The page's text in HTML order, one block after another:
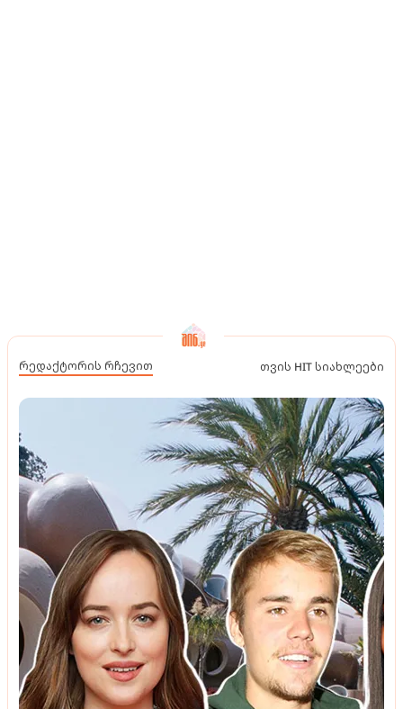
რედაქტორის რჩევით თვის HIT სიახლეები